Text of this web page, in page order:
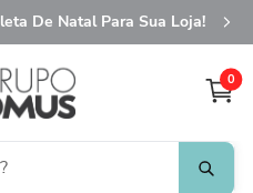
De Natal Para Sua Loja!
0